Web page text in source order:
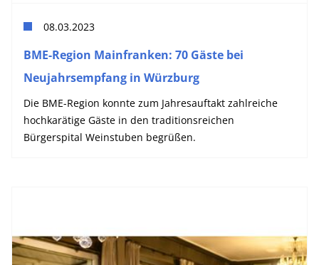
08.03.2023
BME-Region Mainfranken: 70 Gäste bei
Neujahrsempfang in Würzburg
Die BME-Region konnte zum Jahresauftakt zahlreiche
hochkarätige Gäste in den traditionsreichen
Bürgerspital Weinstuben begrüßen.